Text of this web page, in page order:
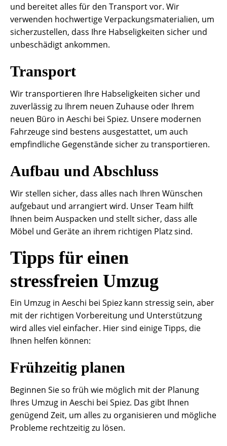
und bereitet alles für den Transport vor. Wir
verwenden hochwertige Verpackungsmaterialien, um
sicherzustellen, dass Ihre Habseligkeiten sicher und
unbeschädigt ankommen.
Transport
Wir transportieren Ihre Habseligkeiten sicher und
zuverlässig zu Ihrem neuen Zuhause oder Ihrem
neuen Büro in Aeschi bei Spiez. Unsere modernen
Fahrzeuge sind bestens ausgestattet, um auch
empfindliche Gegenstände sicher zu transportieren.
Aufbau und Abschluss
Wir stellen sicher, dass alles nach Ihren Wünschen
aufgebaut und arrangiert wird. Unser Team hilft
Ihnen beim Auspacken und stellt sicher, dass alle
Möbel und Geräte an ihrem richtigen Platz sind.
Tipps für einen
stressfreien Umzug
Ein Umzug in Aeschi bei Spiez kann stressig sein, aber
mit der richtigen Vorbereitung und Unterstützung
wird alles viel einfacher. Hier sind einige Tipps, die
Ihnen helfen können:
Frühzeitig planen
Beginnen Sie so früh wie möglich mit der Planung
Ihres Umzug in Aeschi bei Spiez. Das gibt Ihnen
genügend Zeit, um alles zu organisieren und mögliche
Probleme rechtzeitig zu lösen.